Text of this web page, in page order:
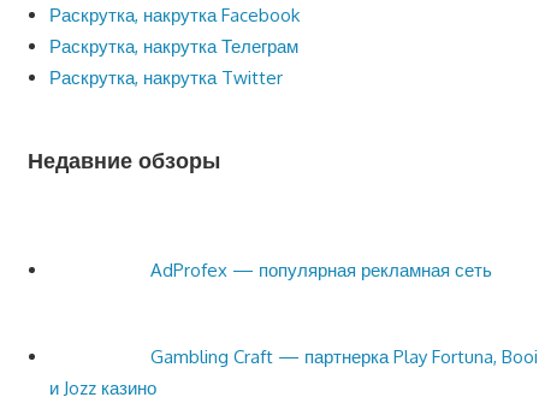
Раскрутка, накрутка Facebook
Раскрутка, накрутка Телеграм
Раскрутка, накрутка Twitter
Недавние обзоры
AdProfex — популярная рекламная сеть
Gambling Craft — партнерка Play Fortuna, Booi
и Jozz казино